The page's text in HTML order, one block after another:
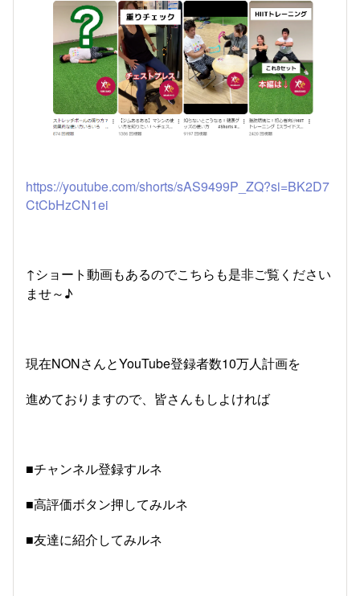
https://youtube.com/shorts/sAS9499P_ZQ?si=BK2D7
CtCbHzCN1ei
↑ショート動画もあるのでこちらも是非ご覧ください
ませ～♪
現在NONさんとYouTube登録者数10万人計画を
進めておりますので、皆さんもしよければ
■チャンネル登録すルネ
■高評価ボタン押してみルネ
■友達に紹介してみルネ